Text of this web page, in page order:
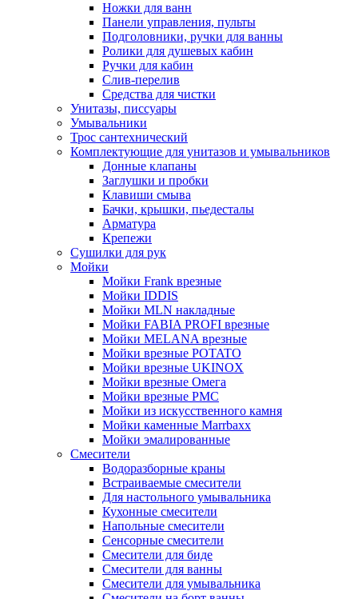
Ножки для ванн
Панели управления, пульты
Подголовники, ручки для ванны
Ролики для душевых кабин
Ручки для кабин
Слив-перелив
Средства для чистки
Унитазы, писсуары
Умывальники
Трос сантехнический
Комплектующие для унитазов и умывальников
Донные клапаны
Заглушки и пробки
Клавиши смыва
Бачки, крышки, пьедесталы
Арматура
Крепежи
Сушилки для рук
Мойки
Мойки Frank врезные
Мойки IDDIS
Мойки MLN накладные
Мойки FABIA PROFI врезные
Мойки MELANA врезные
Мойки врезные POTATO
Мойки врезные UKINOX
Мойки врезные Омега
Мойки врезные РМС
Мойки из искусственного камня
Мойки каменные Marrbaxx
Мойки эмалированные
Смесители
Водоразборные краны
Встраиваемые смесители
Для настольного умывальника
Кухонные смесители
Напольные смесители
Сенсорные смесители
Смесители для биде
Смесители для ванны
Смесители для умывальника